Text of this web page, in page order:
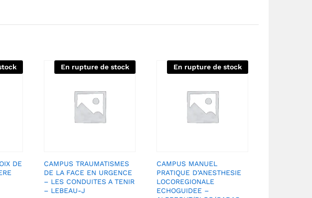
DE
En rupture de stock
CAMPUS TRAUMATISMES
DE LA FACE EN URGENCE
– LES CONDUITES A TENIR
– LEBEAU-J
En rupture de stock
CAMPUS MANUEL
PRATIQUE D’ANESTHESIE
LOCOREGIONALE
ECHOGUIDEE –